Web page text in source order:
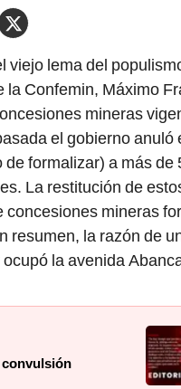
viejo lema del
Confemin, Máximo
mineras
el gobierno anuló
formalizar) a más de
La restitución de
mineras
resumen, la razón de
la avenida
convulsión